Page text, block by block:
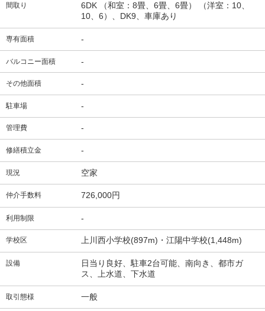
間取り
6DK （和室：8畳、6畳、6畳） （洋室：10、
10、6）、DK9、車庫あり
専有面積 -
バルコニー面積 -
その他面積 -
駐車場 -
管理費 -
修繕積立金 -
現況 空家
仲介手数料 726,000円
利用制限 -
学校区 上川西小学校(897m)・江陽中学校(1,448m)
設備
日当り良好、駐車2台可能、南向き、都市ガ
ス、上水道、下水道
取引態様 一般